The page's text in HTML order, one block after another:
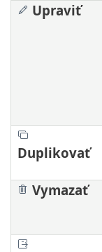
Upraviť
Duplikovať
Vymazať